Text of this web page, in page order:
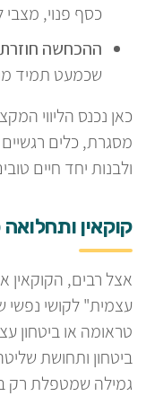
כסף פנוי,
ההכחשה
שכמעט תמיד
כאן נכנס הליווי
מסגרת, כלים
ולבנות יחד חיים
קוקאין
אצל רבים, הקוקאין
טראומה או ביטחון
ביטחון ותחושת
גמילה שמטפלת רק